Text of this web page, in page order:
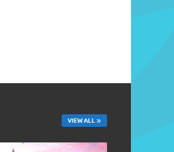
VIEW ALL